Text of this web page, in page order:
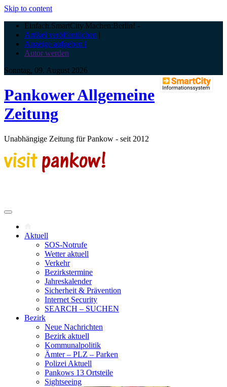
Skip to content
Einfach.SmartCity.Machen:Berlin! -
Artikel veröffentlichen |
Anzeige aufgeben |
Autor werden
Sonntag, 09. August 2026
Pankower Allgemeine
Zeitung
Unabhängige Zeitung für Pankow - seit 2012
Aktuell
SOS-Notrufe
Wetter aktuell
Verkehr
Bezirkstermine
Jahreskalender
Sicherheit & Prävention
Internet Security
SEARCH – SUCHEN
Bezirk
Neue Nachrichten
Bezirk aktuell
Kommunalpolitik
Ämter – PLZ – Parken
Polizei Aktuell
Pankows 13 Ortsteile
Sightseeing